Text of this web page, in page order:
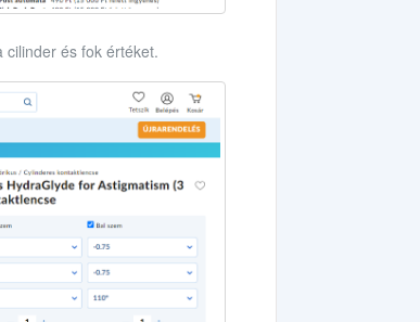
és fok értéket.